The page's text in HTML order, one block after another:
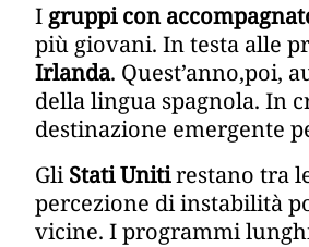
I gruppi con
più giovani. In testa alle
Irlanda. Quest’anno,poi,
della lingua spagnola. In
destinazione emergente
GliStati Unitirestano tra
percezione di instabilità
vicine. I programmi